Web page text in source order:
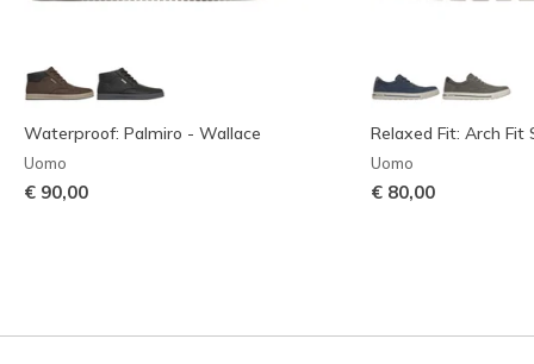
Waterproof: Palmiro - Wallace
Uomo
€ 90,00
Relaxed Fit: Arch Fit
Uomo
€ 80,00